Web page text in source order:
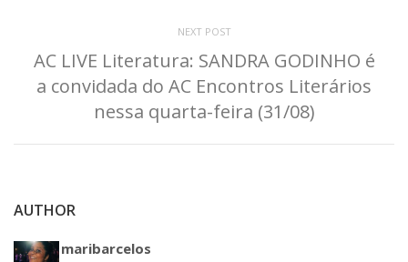
NEXT POST
AC LIVE Literatura: SANDRA GODINHO é
a convidada do AC Encontros Literários
nessa quarta-feira (31/08)
AUTHOR
maribarcelos